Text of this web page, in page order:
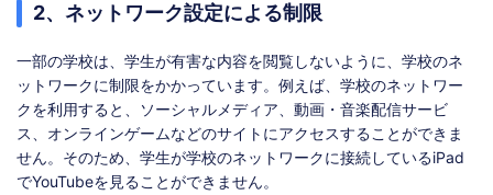
2、ネットワーク設定による制限
一部の学校は、学生が有害な内容を閲覧しないように、学校のネ
ットワークに制限をかかっています。例えば、学校のネットワー
クを利用すると、ソーシャルメディア、動画・音楽配信サービ
ス、オンラインゲームなどのサイトにアクセスすることができま
せん。そのため、学生が学校のネットワークに接続しているiPad
でYouTubeを見ることができません。